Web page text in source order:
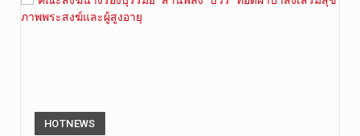
HOTNEWS